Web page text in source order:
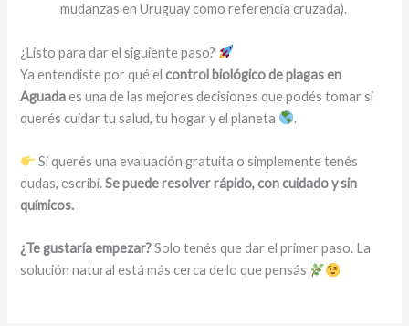
mudanzas en Uruguay como referencia cruzada).
¿Listo para dar el siguiente paso?
Ya entendiste por qué elcontrol biológico de plagas en
Aguadaes una de las mejores decisiones que podés tomar si
querés cuidar tu salud, tu hogar y el planeta
.
Si querés una evaluación gratuita o simplemente tenés
dudas, escribí.Se puede resolver rápido, con cuidado y sin
químicos.
¿Te gustaría empezar?Solo tenés que dar el primer paso. La
solución natural está más cerca de lo que pensás